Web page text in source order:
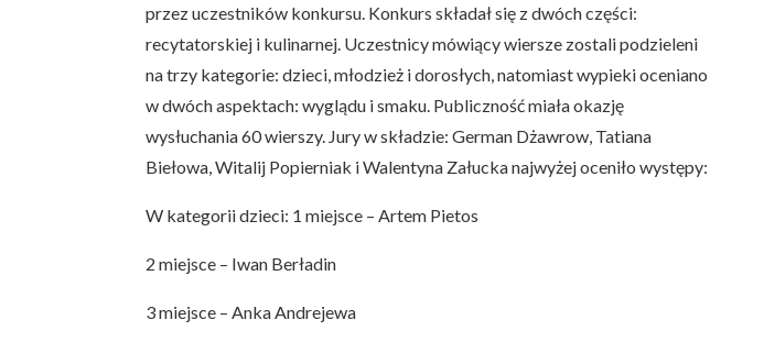
przez uczestników konkursu. Konkurs składał się z dwóch części:
recytatorskiej i kulinarnej. Uczestnicy mówiący wiersze zostali podzieleni
na trzy kategorie: dzieci, młodzież i dorosłych, natomiast wypieki oceniano
w dwóch aspektach: wyglądu i smaku. Publiczność miała okazję
wysłuchania 60 wierszy. Jury w składzie: German Dżawrow, Tatiana
Biełowa, Witalij Popierniak i Walentyna Załucka najwyżej oceniło występy:
W kategorii dzieci: 1 miejsce – Artem Pietos
2 miejsce – Iwan Berładin
3 miejsce – Anka Andrejewa